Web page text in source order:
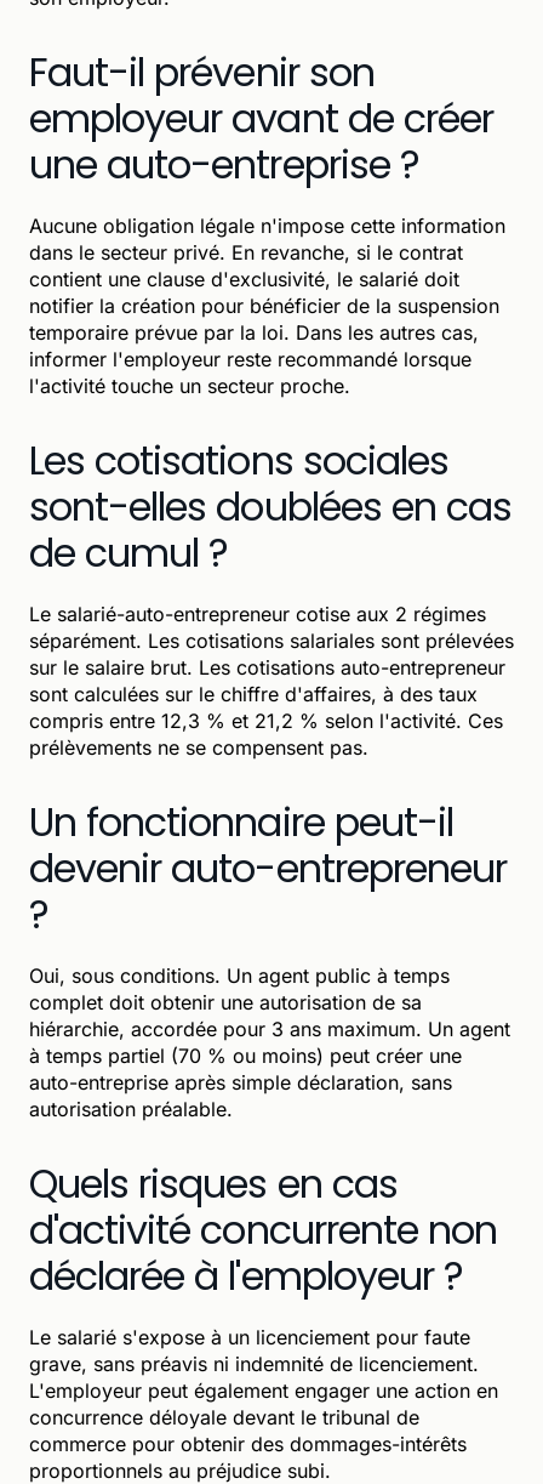
Faut-il prévenir son
employeur avant de créer
une auto-entreprise ?
Aucune obligation légale n'impose cette information
dans le secteur privé. En revanche, si le contrat
contient une clause d'exclusivité, le salarié doit
notifier la création pour bénéficier de la suspension
temporaire prévue par la loi. Dans les autres cas,
informer l'employeur reste recommandé lorsque
l'activité touche un secteur proche.
Les cotisations sociales
sont-elles doublées en cas
de cumul ?
Le salarié-auto-entrepreneur cotise aux 2 régimes
séparément. Les cotisations salariales sont prélevées
sur le salaire brut. Les cotisations auto-entrepreneur
sont calculées sur le chiffre d'affaires, à des taux
compris entre 12,3 % et 21,2 % selon l'activité. Ces
prélèvements ne se compensent pas.
Un fonctionnaire peut-il
devenir auto-entrepreneur
?
Oui, sous conditions. Un agent public à temps
complet doit obtenir une autorisation de sa
hiérarchie, accordée pour 3 ans maximum. Un agent
à temps partiel (70 % ou moins) peut créer une
auto-entreprise après simple déclaration, sans
autorisation préalable.
Quels risques en cas
d'activité concurrente non
déclarée à l'employeur ?
Le salarié s'expose à un licenciement pour faute
grave, sans préavis ni indemnité de licenciement.
L'employeur peut également engager une action en
concurrence déloyale devant le tribunal de
commerce pour obtenir des dommages-intérêts
proportionnels au préjudice subi.